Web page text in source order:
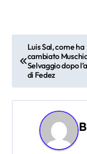
a
v
i
Luis Sal, come ha
cambiato
Selvaggio dopo
di Fedez